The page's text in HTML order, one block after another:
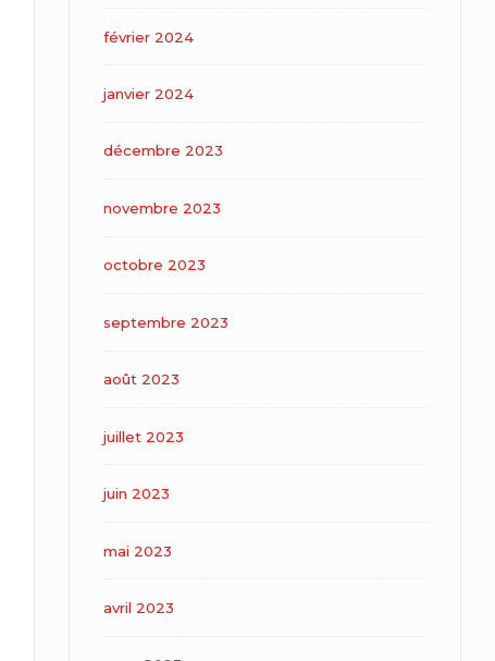
février 2024
janvier 2024
décembre 2023
novembre 2023
octobre 2023
septembre 2023
août 2023
juillet 2023
juin 2023
mai 2023
avril 2023